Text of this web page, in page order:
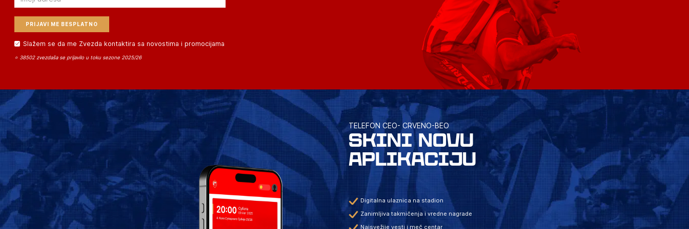
Slažem se da me Zvezda kontaktira sa novostima i promocijama
⭐ 38502 zvezdaša se prijavilo u toku sezone 2025/26
TELEFON CEO- CRVENO-BEO
SKINI NOVU
APLIKACIJU
Digitalna ulaznica na stadion
Zanimljiva takmičenja i vredne nagrade
Najsvežije vesti i meč centar